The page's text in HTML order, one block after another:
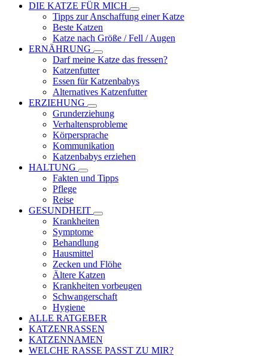
DIE KATZE FÜR MICH
Tipps zur Anschaffung einer Katze
Beste Katzen
Katze nach Größe / Fell / Augen
ERNÄHRUNG
Darf meine Katze das fressen?
Katzenfutter
Essen für Katzenbabys
Alternatives Katzenfutter
ERZIEHUNG
Grunderziehung
Verhaltensprobleme
Körpersprache
Kommunikation
Katzenbabys erziehen
HALTUNG
Fakten und Tipps
Pflege
Reise
GESUNDHEIT
Krankheiten
Symptome
Behandlung
Hausmittel
Zecken und Flöhe
Ältere Katzen
Krankheiten vorbeugen
Schwangerschaft
Hygiene
ALLE RATGEBER
KATZENRASSEN
KATZENNAMEN
WELCHE RASSE PASST ZU MIR?